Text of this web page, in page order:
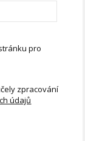
pro
zpracování
údajů